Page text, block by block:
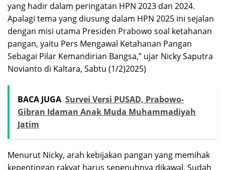
yang hadir dalam peringatan HPN 2023 dan 2024.
Apalagi tema yang diusung dalam HPN 2025 ini sejalan
dengan misi utama Presiden Prabowo soal ketahanan
pangan, yaitu Pers Mengawal Ketahanan Pangan
Sebagai Pilar Kemandirian Bangsa,” ujar Nicky Saputra
Novianto di Kaltara, Sabtu (1/2)2025)
BACA JUGA Survei Versi PUSAD, Prabowo-
Gibran Idaman Anak Muda Muhammadiyah
Jatim
Menurut Nicky, arah kebijakan pangan yang memihak
kepentingan rakyat harus sepenuhnya dikawal. Sudah